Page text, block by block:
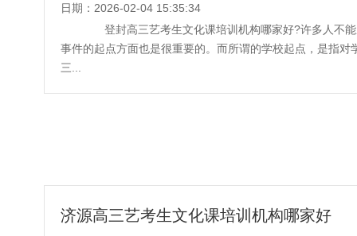
日期：2026-02-04 15:35:34
登封高三艺考生文化课培训机构哪家好?许多人不能
事件的起点方面也是很重要的。而所谓的学校起点，是指
三...
济源高三艺考生文化课培训机构哪家好